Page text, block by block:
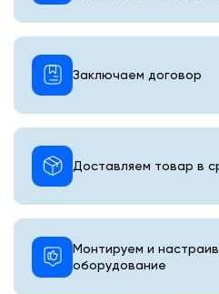
Монтируем и
оборудование
Доставляем товар в
Заключаем договор